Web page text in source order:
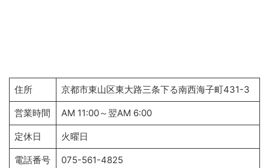
住所 京都市東山区東大路三条下る南西海子町431-3
営業時間 AM 11:00～翌AM 6:00
定休日 火曜日
電話番号 075-561-4825